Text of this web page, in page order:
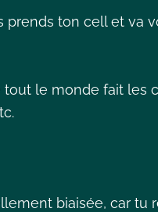
prends ton cell et va
tout le monde fait
biaisée, car tu